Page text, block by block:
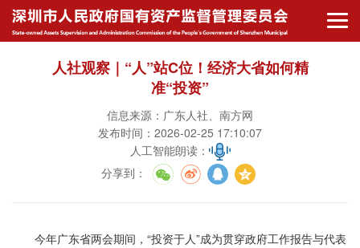
人社观察｜“人”站C位！经济大省如何精
准“投资”
信息来源：广东人社、南方网
发布时间：2026-02-25 17:10:07
人工智能朗读：
分享到 ：
今年广东省两会期间，“投资于人”成为贯穿政府工作报告与代表